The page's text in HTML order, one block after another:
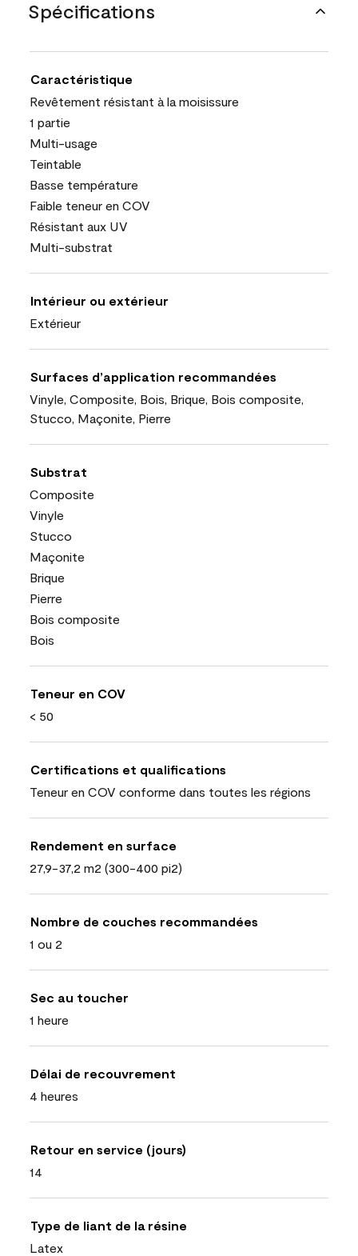
Spécifications
Caractéristique
Revêtement résistant à la moisissure
1 partie
Multi-usage
Teintable
Basse température
Faible teneur en COV
Résistant aux UV
Multi-substrat
Intérieur ou extérieur
Extérieur
Surfaces d’application recommandées
Vinyle, Composite, Bois, Brique, Bois composite,
Stucco, Maçonite, Pierre
Substrat
Composite
Vinyle
Stucco
Maçonite
Brique
Pierre
Bois composite
Bois
Teneur en COV
< 50
Certifications et qualifications
Teneur en COV conforme dans toutes les régions
Rendement en surface
27,9-37,2 m2 (300-400 pi2)
Nombre de couches recommandées
1 ou 2
Sec au toucher
1 heure
Délai de recouvrement
4 heures
Retour en service (jours)
14
Type de liant de la résine
Latex